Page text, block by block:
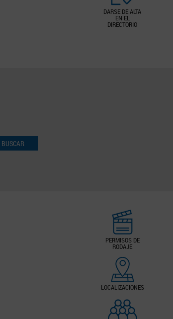
DARSE DE ALTA
EN EL
DIRECTORIO
BUSCAR
PERMISOS DE
RODAJE
LOCALIZACIONES